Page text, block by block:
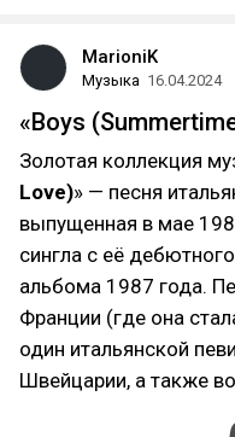
MarioniK
Музыка 16.04.2024
«Boys
Золотая коллекция
Love)» — песня
выпущенная в мае
сингла с её
альбома 1987 года.
Франции (где она
один итальянской
Швейцарии, а также